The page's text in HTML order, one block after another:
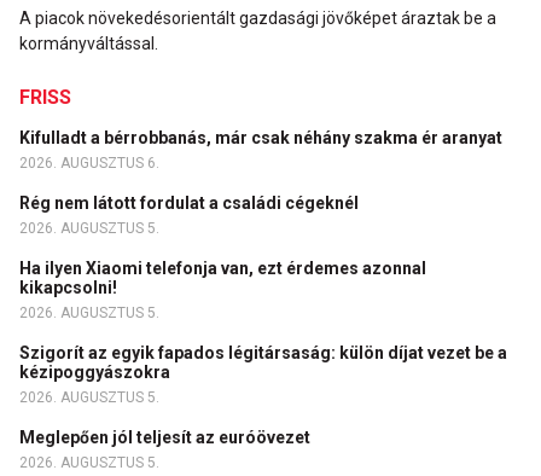
A piacok növekedésorientált gazdasági jövőképet áraztak be a
kormányváltással.
FRISS
Kifulladt a bérrobbanás, már csak néhány szakma ér aranyat
2026. AUGUSZTUS 6.
Rég nem látott fordulat a családi cégeknél
2026. AUGUSZTUS 5.
Ha ilyen Xiaomi telefonja van, ezt érdemes azonnal
kikapcsolni!
2026. AUGUSZTUS 5.
Szigorít az egyik fapados légitársaság: külön díjat vezet be a
kézipoggyászokra
2026. AUGUSZTUS 5.
Meglepően jól teljesít az euróövezet
2026. AUGUSZTUS 5.